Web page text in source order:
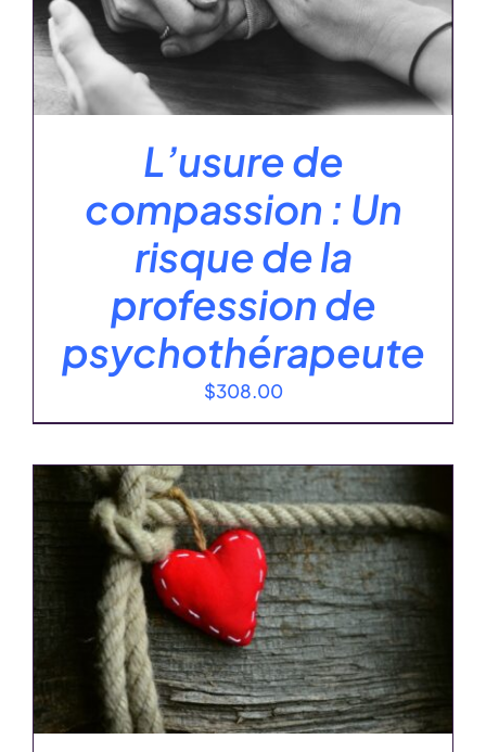
L’usure de
compassion : Un
risque de la
profession de
psychothérapeute
$308.00